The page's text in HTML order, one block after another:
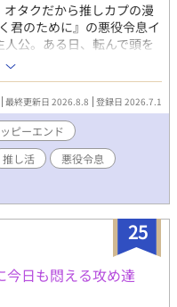
オタクだから推しカプの漫
君のために』の悪役令息イ
公。ある日、転んで頭を
前世がオタクだったとい
つ花』のメインカプである
り、同人で漫画を描いてい
しを拝める至福の時間。
破棄から始まる。推しを
を試みる。現実に打ちひ
漫画を描く楽しい日々を
ィルクとも、何となく仲
、ゲーム主人公のリリー
画を描き、自分の恋も実
はAIにて作成。本文は作
おりません。
最終更新日 2026.8.8 登録日 2026.7.1
ピーエンド
推し活
悪役令息
25
今日も悶える攻め達